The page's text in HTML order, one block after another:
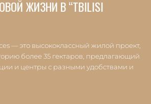
ЖИЗНИ В “TBILISI
— это высококлассный жилой проект,
более 35 гектаров, предлагающий
и центры с разными удобствами и